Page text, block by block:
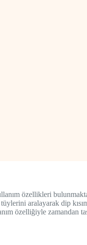
özellikleri
aralayarak dip
özelliğiyle zamandan